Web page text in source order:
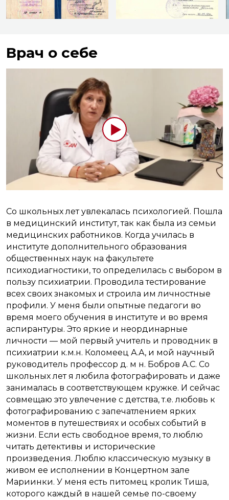
Врач о себе
Со школьных лет увлекалась психологией. Пошла
в медицинский институт, так как была из семьи
медицинских работников. Когда училась в
институте дополнительного образования
общественных наук на факультете
психодиагностики, то определилась с выбором в
пользу психиатрии. Проводила тестирование
всех своих знакомых и строила им личностные
профили. У меня были опытные педагоги во
время моего обучения в институте и во время
аспирантуры. Это яркие и неординарные
личности — мой первый учитель и проводник в
психиатрии к.м.н. Коломеец А.А, и мой научный
руководитель профессор д. м н. Бобров А.С. Со
школьных лет я любила фотографировать и даже
занималась в соответствующем кружке. И сейчас
совмещаю это увлечение с детства, т.е. любовь к
фотографированию с запечатлением ярких
моментов в путешествиях и особых событий в
жизни. Если есть свободное время, то люблю
читать детективы и исторические
произведения. Люблю классическую музыку в
живом ее исполнении в Концертном зале
Мариинки. У меня есть питомец кролик Тиша,
которого каждый в нашей семье по-своему